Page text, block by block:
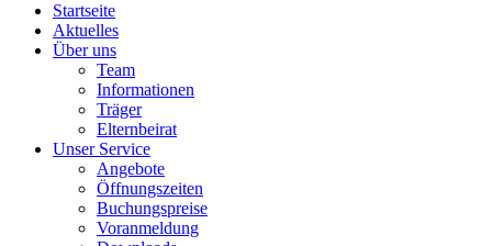
Startseite
Aktuelles
Über uns
Team
Informationen
Träger
Elternbeirat
Unser Service
Angebote
Öffnungszeiten
Buchungspreise
Voranmeldung